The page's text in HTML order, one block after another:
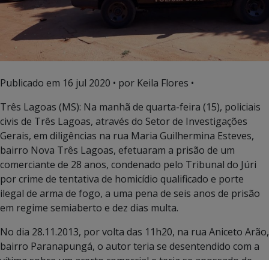
Publicado em 16 jul 2020 • por Keila Flores •
Três Lagoas (MS): Na manhã de quarta-feira (15), policiais
civis de Três Lagoas, através do Setor de Investigações
Gerais, em diligências na rua Maria Guilhermina Esteves,
bairro Nova Três Lagoas, efetuaram a prisão de um
comerciante de 28 anos, condenado pelo Tribunal do Júri
por crime de tentativa de homicídio qualificado e porte
ilegal de arma de fogo, a uma pena de seis anos de prisão
em regime semiaberto e dez dias multa.
No dia 28.11.2013, por volta das 11h20, na rua Aniceto Arão,
bairro Paranapungá, o autor teria se desentendido com a